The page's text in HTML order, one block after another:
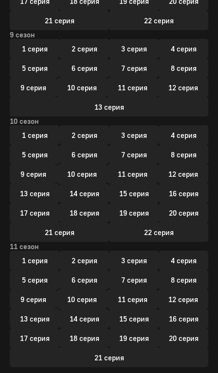
21 серия
22 серия
9 сезон
1 серия
2 серия 3 серия 4 серия
5 серия 6 серия 7 серия 8 серия
9 серия 10 серия 11 серия 12 серия
13 серия
10 сезон
1 серия
2 серия 3 серия 4 серия
5 серия 6 серия 7 серия 8 серия
9 серия 10 серия 11 серия 12 серия
13 серия 14 серия 15 серия 16 серия
17 серия 18 серия 19 серия 20 серия
21 серия
22 серия
11 сезон
1 серия
2 серия 3 серия 4 серия
5 серия 6 серия 7 серия 8 серия
9 серия 10 серия 11 серия 12 серия
13 серия 14 серия 15 серия 16 серия
17 серия 18 серия 19 серия 20 серия
21 серия